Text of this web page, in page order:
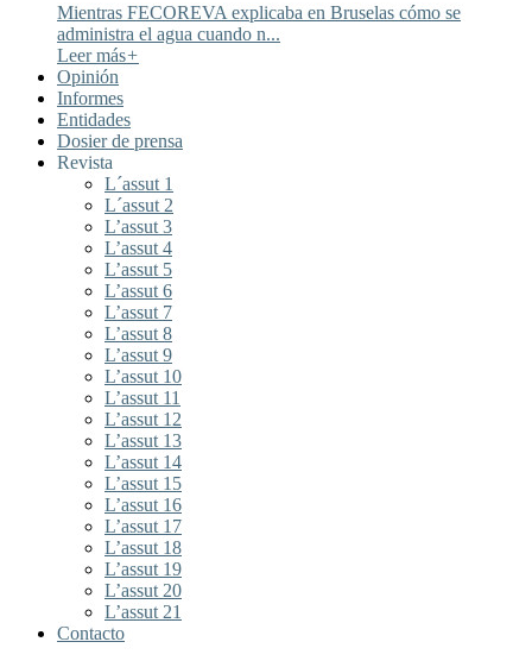
Mientras FECOREVA explicaba en Bruselas cómo se
administra el agua cuando n...
Leer más+
Opinión
Informes
Entidades
Dosier de prensa
Revista
L´assut 1
L´assut 2
L’assut 3
L’assut 4
L’assut 5
L’assut 6
L’assut 7
L’assut 8
L’assut 9
L’assut 10
L’assut 11
L’assut 12
L’assut 13
L’assut 14
L’assut 15
L’assut 16
L’assut 17
L’assut 18
L’assut 19
L’assut 20
L’assut 21
Contacto